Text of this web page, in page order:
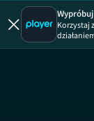
Korzystaj